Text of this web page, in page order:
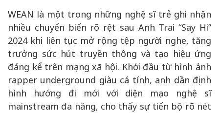
WEAN là một trong những nghệ sĩ trẻ ghi nhận
nhiều chuyển biến rõ rệt sau Anh Trai “Say Hi”
2024 khi liên tục mở rộng tệp người nghe, tăng
trưởng sức hút truyền thông và tạo hiệu ứng
đáng kể trên mạng xã hội. Khởi đầu từ hình ảnh
rapper underground giàu cá tính, anh dần định
hình hướng đi mới với diện mạo nghệ sĩ
mainstream đa năng, cho thấy sự tiến bộ rõ nét